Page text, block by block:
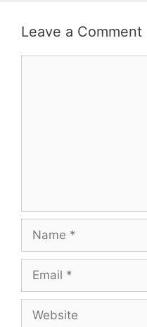
Leave a Comment
Name
Email
Website